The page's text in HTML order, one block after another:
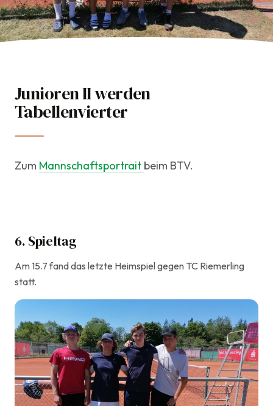
14. Mai 2023
Mannschaften
Junioren II werden
Tabellenvierter
Zum Mannschaftsportrait beim BTV.
6. Spieltag
Am 15.7 fand das letzte Heimspiel gegen TC Riemerling
statt.